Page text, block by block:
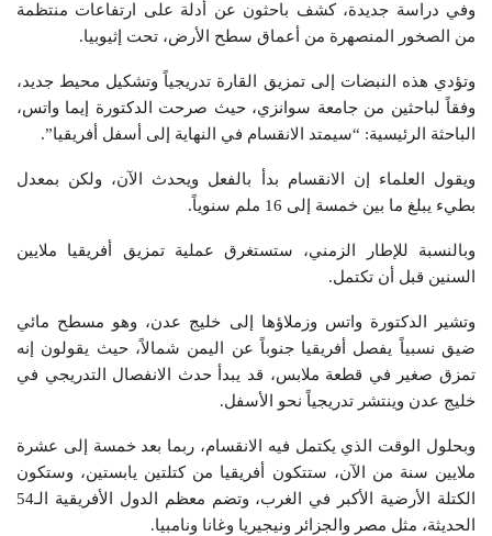
وفي دراسة جديدة، كشف باحثون عن أدلة على ارتفاعات منتظمة
من الصخور المنصهرة من أعماق سطح الأرض، تحت إثيوبيا.
وتؤدي هذه النبضات إلى تمزيق القارة تدريجياً وتشكيل محيط جديد،
وفقاً لباحثين من جامعة سوانزي، حيث صرحت الدكتورة إيما واتس،
الباحثة الرئيسية: “سيمتد الانقسام في النهاية إلى أسفل أفريقيا”.
ويقول العلماء إن الانقسام بدأ بالفعل ويحدث الآن، ولكن بمعدل
بطيء يبلغ ما بين خمسة إلى 16 ملم سنوياً.
وبالنسبة للإطار الزمني، ستستغرق عملية تمزيق أفريقيا ملايين
السنين قبل أن تكتمل.
وتشير الدكتورة واتس وزملاؤها إلى خليج عدن، وهو مسطح مائي
ضيق نسبياً يفصل أفريقيا جنوباً عن اليمن شمالاً، حيث يقولون إنه
تمزق صغير في قطعة ملابس، قد يبدأ حدث الانفصال التدريجي في
خليج عدن وينتشر تدريجياً نحو الأسفل.
وبحلول الوقت الذي يكتمل فيه الانقسام، ربما بعد خمسة إلى عشرة
ملايين سنة من الآن، ستتكون أفريقيا من كتلتين يابستين، وستكون
الكتلة الأرضية الأكبر في الغرب، وتضم معظم الدول الأفريقية الـ54
الحديثة، مثل مصر والجزائر ونيجيريا وغانا ونامبيا.